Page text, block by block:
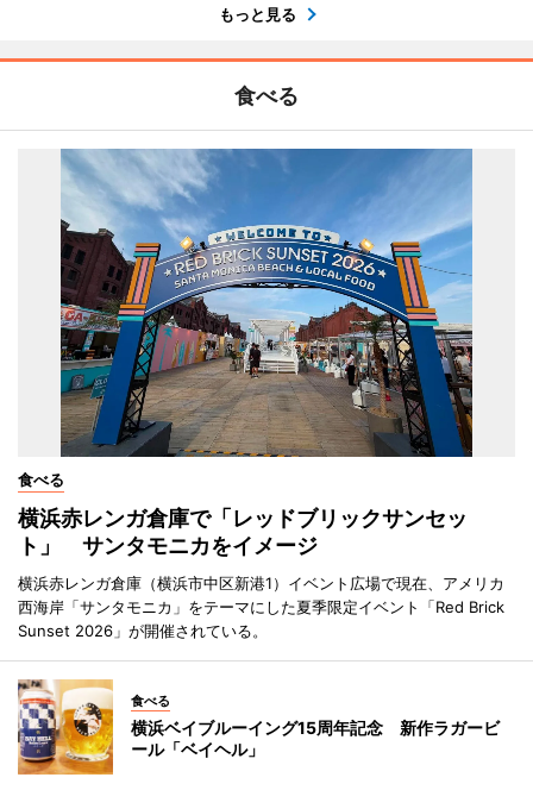
もっと見る
食べる
食べる
横浜赤レンガ倉庫で「レッドブリックサンセッ
ト」 サンタモニカをイメージ
横浜赤レンガ倉庫（横浜市中区新港1）イベント広場で現在、アメリカ
西海岸「サンタモニカ」をテーマにした夏季限定イベント「Red Brick
Sunset 2026」が開催されている。
食べる
横浜ベイブルーイング15周年記念 新作ラガービ
ール「ベイヘル」